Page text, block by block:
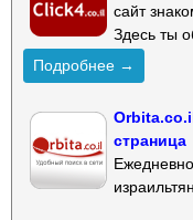
сайт
Здесь ты
Подробнее →
страница